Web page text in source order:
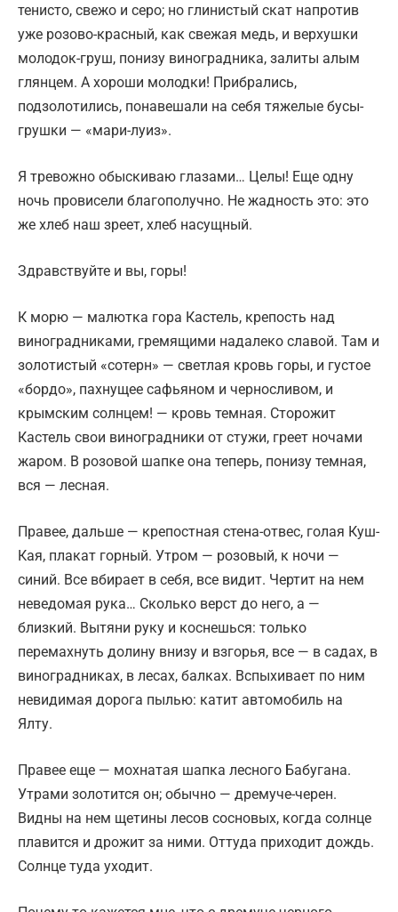
тенисто, свежо и серо; но глинистый скат напротив
уже розово-красный, как свежая медь, и верхушки
молодок-груш, понизу виноградника, залиты алым
глянцем. А хороши молодки! Прибрались,
подзолотились, понавешали на себя тяжелые бусы-
грушки — «мари-луиз».
Я тревожно обыскиваю глазами… Целы! Еще одну
ночь провисели благополучно. Не жадность это: это
же хлеб наш зреет, хлеб насущный.
Здравствуйте и вы, горы!
К морю — малютка гора Кастель, крепость над
виноградниками, гремящими надалеко славой. Там и
золотистый «сотерн» — светлая кровь горы, и густое
«бордо», пахнущее сафьяном и черносливом, и
крымским солнцем! — кровь темная. Сторожит
Кастель свои виноградники от стужи, греет ночами
жаром. В розовой шапке она теперь, понизу темная,
вся — лесная.
Правее, дальше — крепостная стена-отвес, голая Куш-
Кая, плакат горный. Утром — розовый, к ночи —
синий. Все вбирает в себя, все видит. Чертит на нем
неведомая рука… Сколько верст до него, а —
близкий. Вытяни руку и коснешься: только
перемахнуть долину внизу и взгорья, все — в садах, в
виноградниках, в лесах, балках. Вспыхивает по ним
невидимая дорога пылью: катит автомобиль на
Ялту.
Правее еще — мохнатая шапка лесного Бабугана.
Утрами золотится он; обычно — дремуче-черен.
Видны на нем щетины лесов сосновых, когда солнце
плавится и дрожит за ними. Оттуда приходит дождь.
Солнце туда уходит.